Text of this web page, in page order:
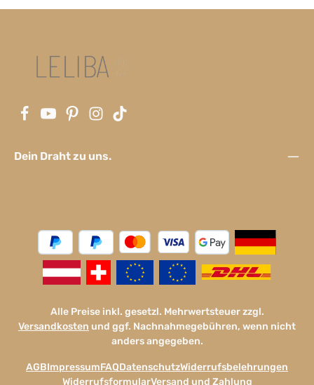
Dein Draht zu uns.
Alle Preise inkl. gesetzl. Mehrwertsteuer zzgl.
Versandkosten und ggf. Nachnahmegebühren, wenn nicht
anders angegeben.
AGBImpressumFAQDatenschutzWiderrufsbelehrungen
WiderrufsformularVersand und Zahlung